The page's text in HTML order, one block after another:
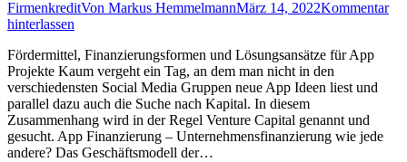
FirmenkreditVon Markus HemmelmannMärz 14, 2022Kommentar
hinterlassen
Fördermittel, Finanzierungsformen und Lösungsansätze für App
Projekte Kaum vergeht ein Tag, an dem man nicht in den
verschiedensten Social Media Gruppen neue App Ideen liest und
parallel dazu auch die Suche nach Kapital. In diesem
Zusammenhang wird in der Regel Venture Capital genannt und
gesucht. App Finanzierung – Unternehmensfinanzierung wie jede
andere? Das Geschäftsmodell der…